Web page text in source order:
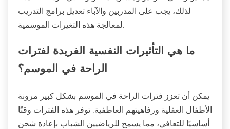
لذلك، يجب على المدربين والآباء تعديل برامج التدريب
لمعالجة هذه التغيرات الموسمية.
ما هي التأثيرات النفسية الفريدة لفترات
الراحة في الموسم؟
يمكن أن تعزز فترات الراحة في الموسم بشكل كبير مرونة
الأطفال العقلية ورفاهيتهم العاطفية. توفر هذه الفترات وقتًا
أساسيًا للتعافي، مما يسمح للرياضيين الشباب بإعادة شحن